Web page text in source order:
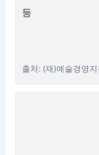
등
출처: (재)예술경영